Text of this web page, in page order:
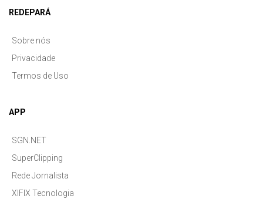
REDEPARÁ
Sobre nós
Privacidade
Termos de Uso
APP
SGN.NET
SuperClipping
Rede Jornalista
XIFIX Tecnologia